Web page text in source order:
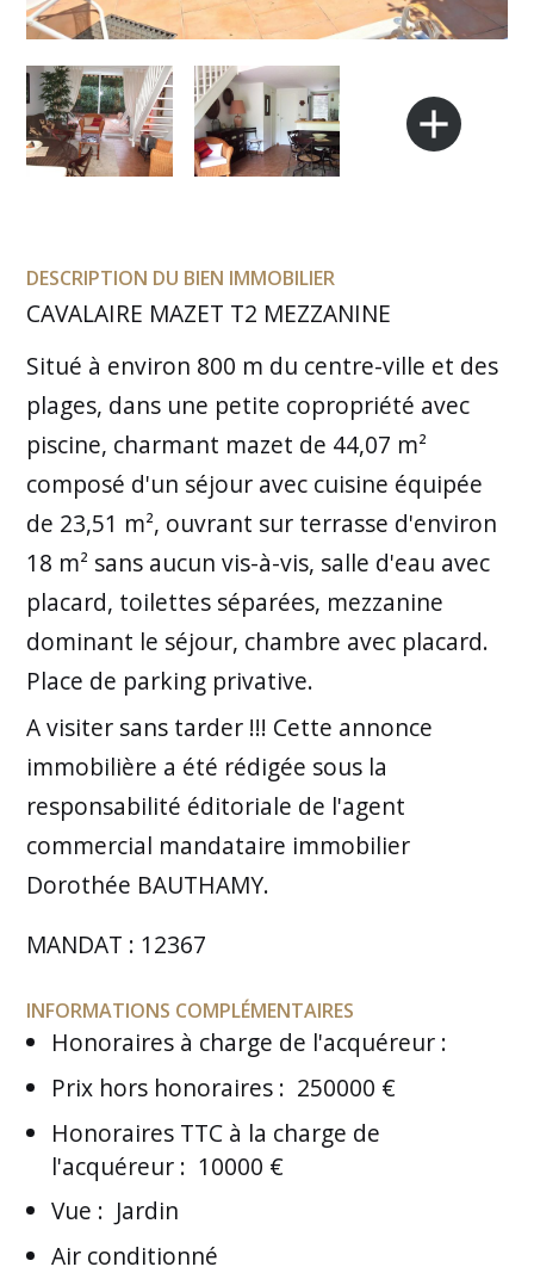
add
DESCRIPTION DU BIEN IMMOBILIER
CAVALAIRE MAZET T2 MEZZANINE
Situé à environ 800 m du centre-ville et des
plages, dans une petite copropriété avec
piscine, charmant mazet de 44,07 m²
composé d'un séjour avec cuisine équipée
de 23,51 m², ouvrant sur terrasse d'environ
18 m² sans aucun vis-à-vis, salle d'eau avec
placard, toilettes séparées, mezzanine
dominant le séjour, chambre avec placard.
Place de parking privative.
A visiter sans tarder !!! Cette annonce
immobilière a été rédigée sous la
responsabilité éditoriale de l'agent
commercial mandataire immobilier
Dorothée BAUTHAMY.
MANDAT : 12367
INFORMATIONS COMPLÉMENTAIRES
Honoraires à charge de l'acquéreur :
Prix hors honoraires : 250000 €
Honoraires TTC à la charge de
l'acquéreur : 10000 €
Vue : Jardin
Air conditionné